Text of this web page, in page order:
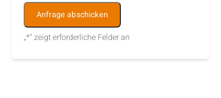
„*“ zeigt erforderliche Felder an